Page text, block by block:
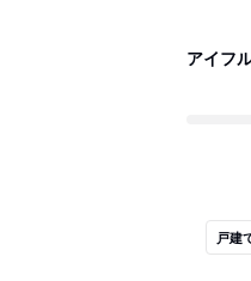
アイフ
戸建